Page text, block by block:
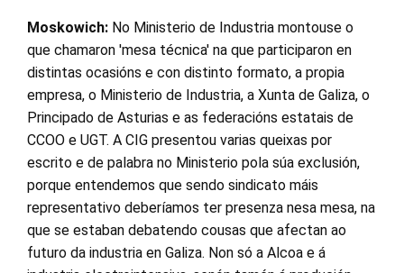
Moskowich: No Ministerio de Industria montouse o
que chamaron 'mesa técnica' na que participaron en
distintas ocasións e con distinto formato, a propia
empresa, o Ministerio de Industria, a Xunta de Galiza, o
Principado de Asturias e as federacións estatais de
CCOO e UGT. A CIG presentou varias queixas por
escrito e de palabra no Ministerio pola súa exclusión,
porque entendemos que sendo sindicato máis
representativo deberíamos ter presenza nesa mesa, na
que se estaban debatendo cousas que afectan ao
futuro da industria en Galiza. Non só a Alcoa e á